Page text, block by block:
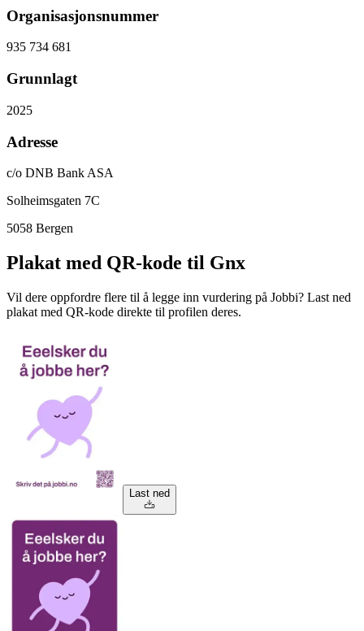
Organisasjonsnummer
935 734 681
Grunnlagt
2025
Adresse
c/o DNB Bank ASA
Solheimsgaten 7C
5058 Bergen
Plakat med QR-kode til Gnx
Vil dere oppfordre flere til å legge inn vurdering på Jobbi? Last ned
plakat med QR-kode direkte til profilen deres.
Last ned